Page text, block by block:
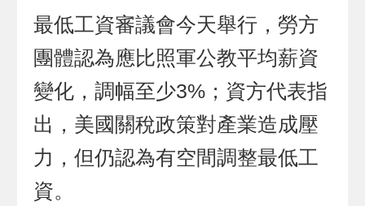
最低工資審議會今天舉行，勞方
團體認為應比照軍公教平均薪資
變化，調幅至少3%；資方代表指
出，美國關稅政策對產業造成壓
力，但仍認為有空間調整最低工
資。